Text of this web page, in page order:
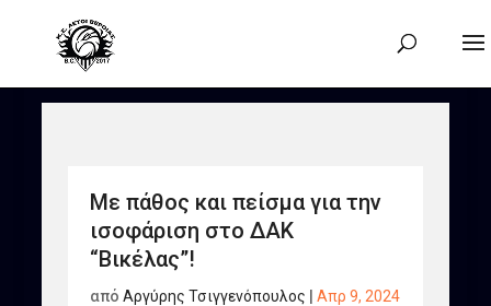
Με πάθος και πείσμα για την
ισοφάριση στο ΔΑΚ
“Βικέλας”!
απόΑργύρης Τσιγγενόπουλος |Απρ 9, 2024